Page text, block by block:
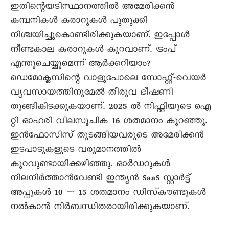
ഇതിന്റെയടിസ്ഥാനത്തിൽ അമേരിക്കൻ
കമ്പനികൾ കരാറുകൾ പുതുക്കി
നിശ്ചയിച്ചുകൊണ്ടിരിക്കുകയാണ്. ഇപ്പോൾ
നീണ്ടകാല കരാറുകൾ കുറവാണ്. ട്രംപ്
എന്തുചെയ്യുമെന്ന് ആർക്കറിയാം?
ഡെമോക്ലസിന്റെ വാളുപോലെ സോഫ്റ്റ്-വെയർ
വ്യവസായത്തിനുമേൽ തീരുവ ഭീഷണി
തൂങ്ങികിടക്കുകയാണ്. 2025 ൽ നിഫ്റ്റിയുടെ ഐ
റ്റി ഓഹരി വിലസൂചിക 16 ശതമാനം കുറഞ്ഞു.
ഇൻഫോസിസ് തുടങ്ങിയവരുടെ അമേരിക്കൻ
ഇടപാടുകളുടെ വരുമാനത്തിൽ
കുറവുണ്ടായിക്കഴിഞ്ഞു. ഓർഡറുകൾ
നിലനിർത്താൻവേണ്ടി ഇന്ത്യൻ SaaS സ്റ്റാർട്ട്
അപ്പുകൾ 10 –- 15 ശതമാനം ഡിസ്‌കൗണ്ടുകൾ
നൽകാൻ നിർബന്ധിതരായിരിക്കുകയാണ്.